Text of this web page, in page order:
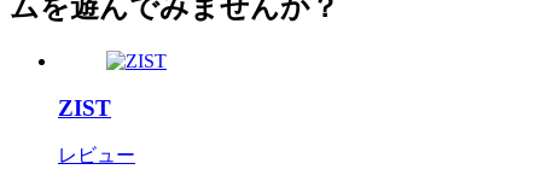
ムを遊んでみませんか？
ZIST
レビュー